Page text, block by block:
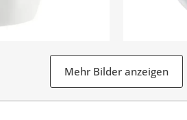
Mehr Bilder anzeigen